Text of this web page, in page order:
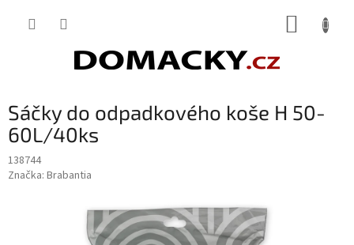
Sáčky do odpadkového koše H 50-
60L/40ks
138744
Značka: Brabantia